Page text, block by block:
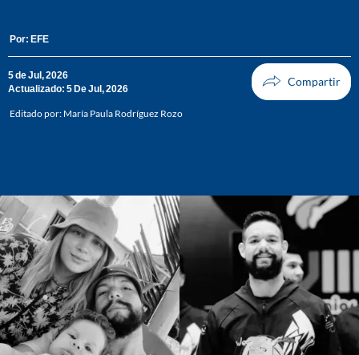
Por: EFE
5 de Jul, 2026
Actualizado: 5 De Jul, 2026
Editado por: María Paula Rodríguez Rozo